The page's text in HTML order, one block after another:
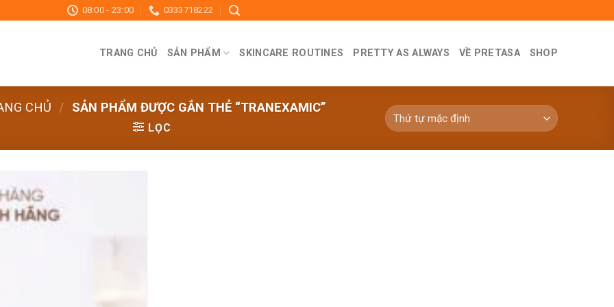
08:00 - 23:00 0333718222
TRANG CHỦ SẢN PHẨM SKINCARE ROUTINES PRETTY AS ALWAYS VỀ PRETASA SHOP
CHỦ / SẢN PHẨM ĐƯỢC GẮN THẺ “TRANEXAMIC”
LỌC